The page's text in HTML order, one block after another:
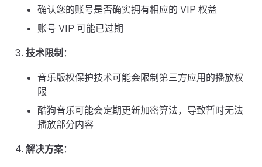
确认您的账号是否确实拥有相应的 VIP 权益
账号 VIP 可能已过期
技术限制 ：
音乐版权保护技术可能会限制第三方应用的播放权
限
酷狗音乐可能会定期更新加密算法，导致暂时无法
播放部分内容
解决方案：